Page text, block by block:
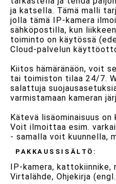
ja katsella. Tämä malli
jolla tämä IP-kamera
sähköpostilla, kun
toiminto on käytössä
Cloud-palvelun
Kiitos hämäränäön, voit
tai toimiston tilaa 24/7.
salattuja
varmistamaan kameran
Kätevä lisäominaisuus on
Voit ilmoittaa esim.
- samalla voit kuunnella,
PAKKAUSSISÄLTÖ:
IP-kamera,
Virtalähde, Ohjekirja